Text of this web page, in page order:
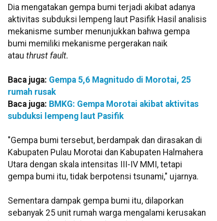
Dia mengatakan gempa bumi terjadi akibat adanya
aktivitas subduksi lempeng laut Pasifik Hasil analisis
mekanisme sumber menunjukkan bahwa gempa
bumi memiliki mekanisme pergerakan naik
atau thrust fault.
Baca juga: Gempa 5,6 Magnitudo di Morotai, 25
rumah rusak
Baca juga: BMKG: Gempa Morotai akibat aktivitas
subduksi lempeng laut Pasifik
"Gempa bumi tersebut, berdampak dan dirasakan di
Kabupaten Pulau Morotai dan Kabupaten Halmahera
Utara dengan skala intensitas III-IV MMI, tetapi
gempa bumi itu, tidak berpotensi tsunami," ujarnya.
Sementara dampak gempa bumi itu, dilaporkan
sebanyak 25 unit rumah warga mengalami kerusakan